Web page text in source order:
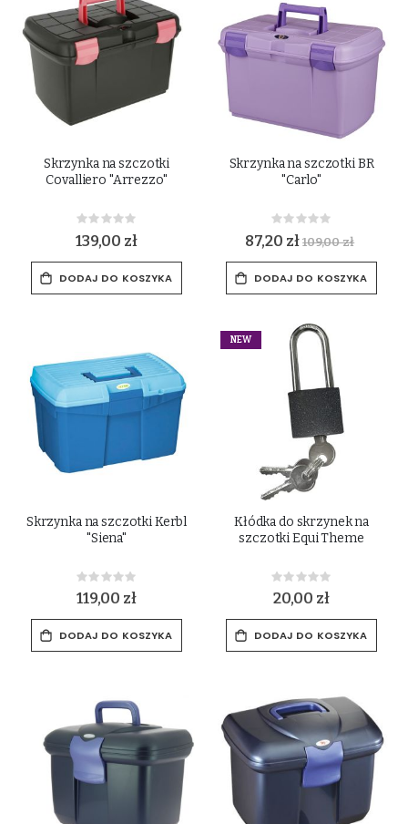
Skrzynka na szczotki
Covalliero "Arrezzo"
Rating:
0%
139,00 zł
DODAJ DO KOSZYKA
Skrzynka na szczotki BR
"Carlo"
Rating:
0%
87,20 zł109,00 zł
DODAJ DO KOSZYKA
Skrzynka na szczotki Kerbl
"Siena"
Rating:
0%
119,00 zł
DODAJ DO KOSZYKA
NEW
Kłódka do skrzynek na
szczotki Equi Theme
Rating:
0%
20,00 zł
DODAJ DO KOSZYKA